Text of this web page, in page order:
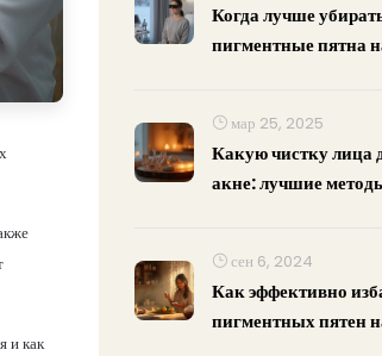
и как
Когда лучше
пигментные пятна
мар 25, 2025
Какую чистку лица
акне: лучшие
сен 6, 2024
Как эффективно
пигментных пятен